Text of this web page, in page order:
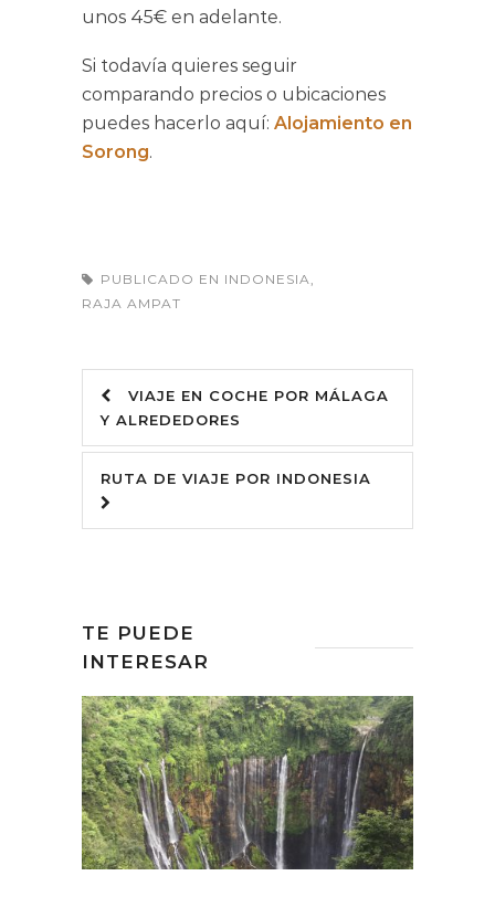
unos 45€ en adelante.
Si todavía quieres seguir
comparando precios o ubicaciones
puedes hacerlo aquí: Alojamiento en
Sorong.
PUBLICADO EN INDONESIA
RAJA AMPAT
VIAJE EN COCHE POR MÁLAGA
Y ALREDEDORES
RUTA DE VIAJE POR INDONESIA
TE PUEDE
INTERESAR